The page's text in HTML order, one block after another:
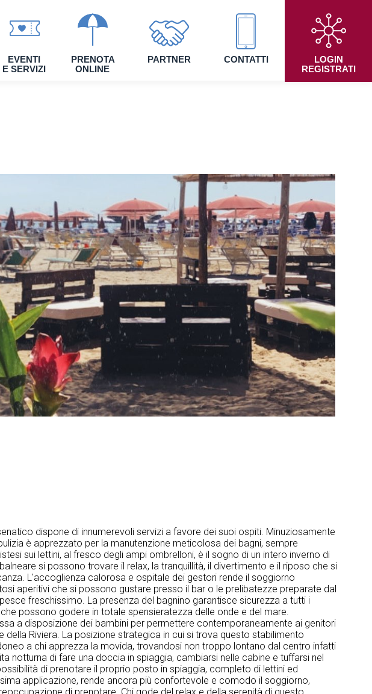
EVENTI
E SERVIZI
PRENOTA
ONLINE
PARTNER CONTATTI
LOGIN
REGISTRATI
dispone di innumerevoli servizi a favore dei suoi ospiti. Minuziosamente
è apprezzato per la manutenzione meticolosa dei bagni, sempre
sui lettini, al fresco degli ampi ombrelloni, è il sogno di un intero inverno di
si possono trovare il relax, la tranquillità, il divertimento e il riposo che si
L'accoglienza calorosa e ospitale dei gestori rende il soggiorno
aperitivi che si possono gustare presso il bar o le prelibatezze preparate dal
freschissimo. La presenza del bagnino garantisce sicurezza a tutti i
possono godere in totale spensieratezza delle onde e del mare.
a disposizione dei bambini per permettere contemporaneamente ai genitori
della Riviera. La posizione strategica in cui si trova questo stabilimento
a chi apprezza la movida, trovandosi non troppo lontano dal centro infatti
notturna di fare una doccia in spiaggia, cambiarsi nelle cabine e tuffarsi nel
di prenotare il proprio posto in spiaggia, completo di lettini ed
applicazione, rende ancora più confortevole e comodo il soggiorno,